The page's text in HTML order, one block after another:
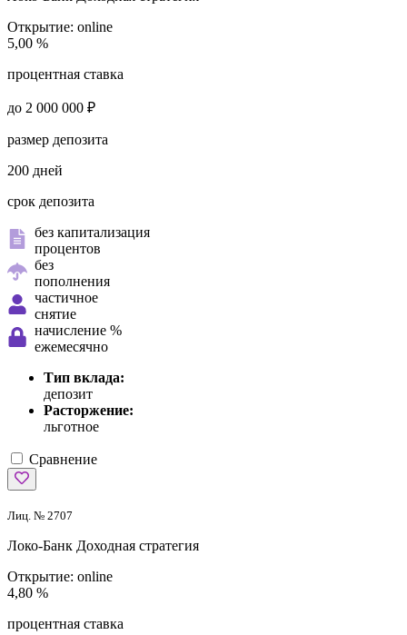
Открытие: online
5,00 %
процентная ставка
до 2 000 000 ₽
размер депозита
200 дней
срок депозита
без капитализация
процентов
без
пополнения
частичное
снятие
начисление %
ежемесячно
Тип вклада:
депозит
Расторжение:
льготное
Сравнение
Лиц. № 2707
Локо-Банк Доходная стратегия
Открытие: online
4,80 %
процентная ставка